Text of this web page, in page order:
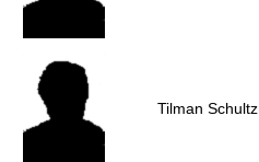
Tilman Schultz